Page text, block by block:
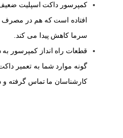
کمپرسور داکت اسپلیت ضعیف
افتاده است که هم در مصرف
سرما کاهش پیدا می کند.
قطعات راه انداز کمپرسور
گونه موارد شما به تعمیر
کارشناسان ما تماس گرفته و